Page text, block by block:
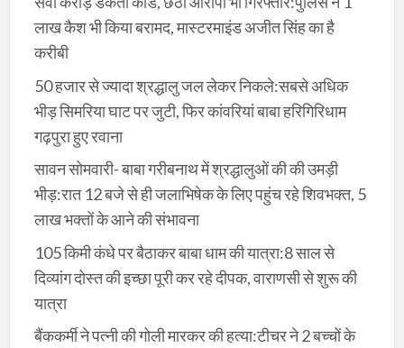
लाख कैश भी किया बरामद, मास्टरमाइंड अजीत सिंह का है
करीबी
50 हजार से ज्यादा श्रद्धालु जल लेकर निकले:सबसे अधिक
भीड़ सिमरिया घाट पर जुटी, फिर कांवरियां बाबा हरिगिरिधाम
गढ़पुरा हुए रवाना
सावन सोमवारी- बाबा गरीबनाथ में श्रद्धालुओं की की उमड़ी
भीड़:रात 12 बजे से ही जलाभिषेक के लिए पहुंच रहे शिवभक्त, 5
लाख भक्तों के आने की संभावना
105 किमी कंधे पर बैठाकर बाबा धाम की यात्रा:8 साल से
दिव्यांग दोस्त की इच्छा पूरी कर रहे दीपक, वाराणसी से शुरू की
यात्रा
बैंककर्मी ने पत्नी की गोली मारकर की हत्या:टीचर ने 2 बच्चों के